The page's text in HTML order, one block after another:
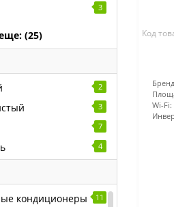
3
(25)
2
3
7
4
кондиционеры 11
Код
Wi-Fi: